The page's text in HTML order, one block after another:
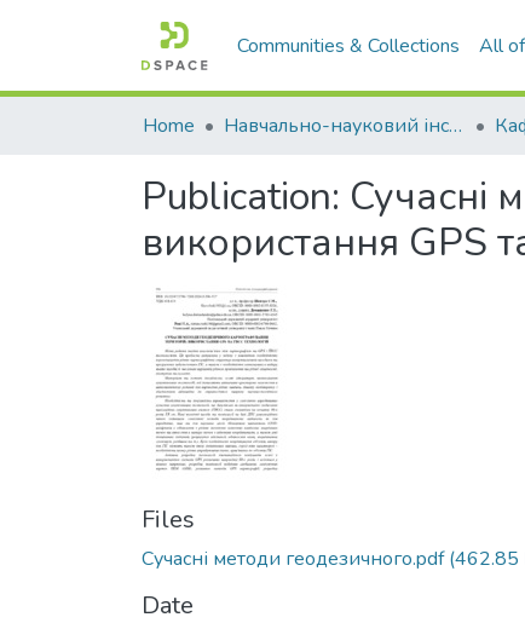
Communities & Collections All
Home Навчально-науковий інститут агротехнологій, селекції та екології
Publication: Сучасні
використання GPS
Files
Сучасні методи геодезичного.pdf(462.85
Date